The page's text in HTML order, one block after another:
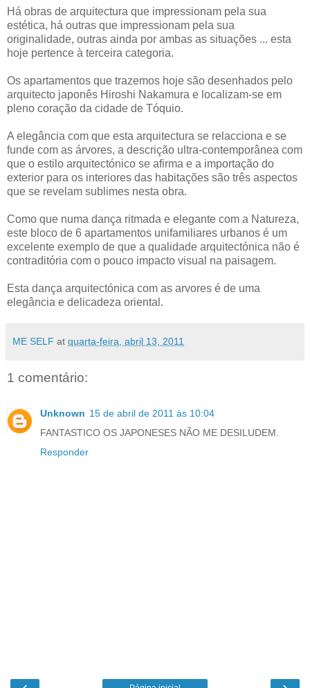
Há obras de arquitectura que impressionam pela sua
estética, há outras que impressionam pela sua
originalidade, outras ainda por ambas as situações ... esta
hoje pertence à terceira categoria.
Os apartamentos que trazemos hoje são desenhados pelo
arquitecto japonês Hiroshi Nakamura e localizam-se em
pleno coração da cidade de Tóquio.
A elegância com que esta arquitectura se relacciona e se
funde com as árvores, a descrição ultra-contemporânea com
que o estilo arquitectónico se afirma e a importação do
exterior para os interiores das habitações são três aspectos
que se revelam sublimes nesta obra.
Como que numa dança ritmada e elegante com a Natureza,
este bloco de 6 apartamentos unifamiliares urbanos é um
excelente exemplo de que a qualidade arquitectónica não é
contraditória com o pouco impacto visual na paisagem.
Esta dança arquitectónica com as arvores é de uma
elegância e delicadeza oriental.
ME SELF at quarta-feira, abril 13, 2011
1 comentário:
Unknown 15 de abril de 2011 às 10:04
FANTASTICO OS JAPONESES NÃO ME DESILUDEM.
Responder